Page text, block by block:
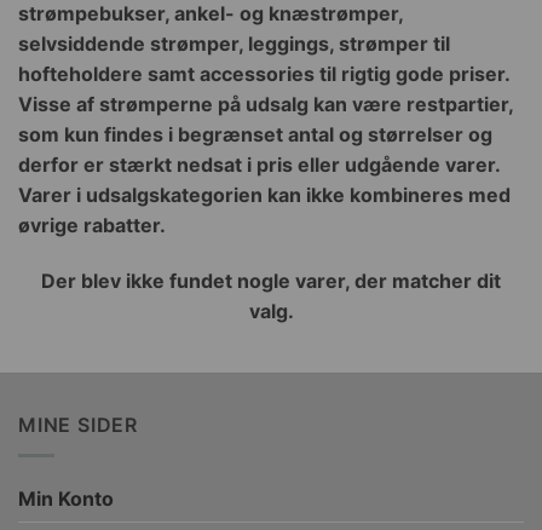
strømpebukser, ankel- og knæstrømper,
selvsiddende strømper, leggings, strømper til
hofteholdere samt accessories til rigtig gode priser.
Visse af strømperne på udsalg kan være restpartier,
som kun findes i begrænset antal og størrelser og
derfor er stærkt nedsat i pris eller udgående varer.
Varer i udsalgskategorien kan ikke kombineres med
øvrige rabatter.
Der blev ikke fundet nogle varer, der matcher dit
valg.
MINE SIDER
Min Konto